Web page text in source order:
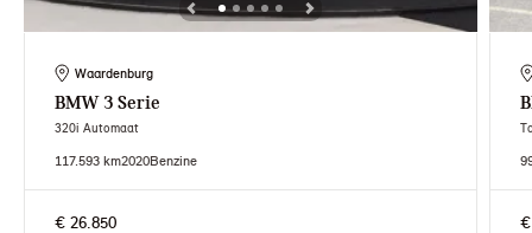
Waardenburg
BMW 3 Serie
320i Automaat
117.593 km2020Benzine
€ 26.850
€